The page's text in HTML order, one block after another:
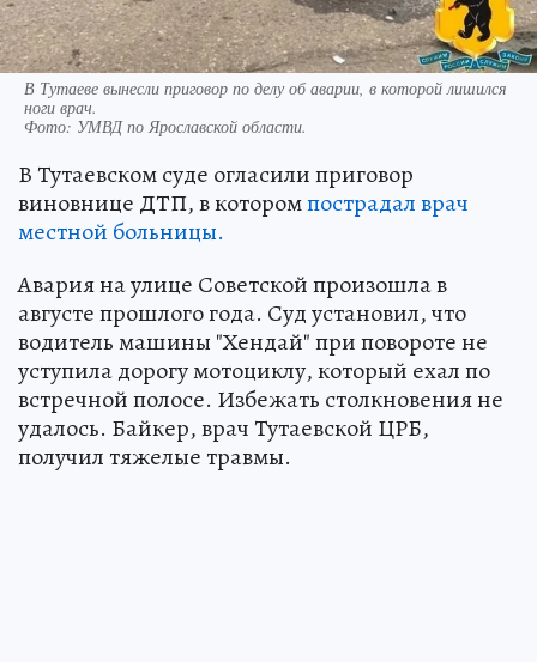
В Тутаеве вынесли приговор по делу об аварии, в которой лишился
ноги врач.
Фото: УМВД по Ярославской области.
В Тутаевском суде огласили приговор
виновнице ДТП, в которомпострадал врач
местной больницы.
Авария на улице Советской произошла в
августе прошлого года. Суд установил, что
водитель машины "Хендай" при повороте не
уступила дорогу мотоциклу, который ехал по
встречной полосе. Избежать столкновения не
удалось. Байкер, врач Тутаевской ЦРБ,
получил тяжелые травмы.